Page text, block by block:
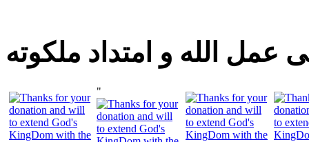
عمل الله و امتداد ملكوته
"